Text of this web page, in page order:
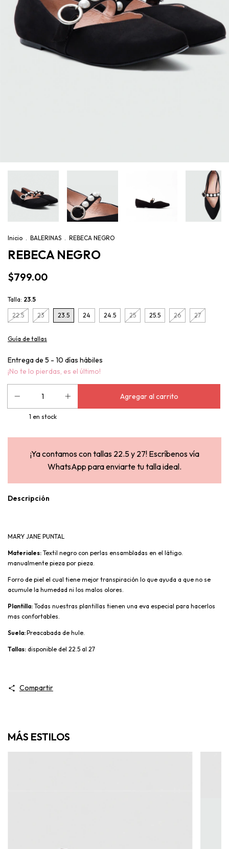
Inicio . BALERINAS . REBECA NEGRO
REBECA NEGRO
$799.00
Talla: 23.5
22.5 23 23.5 24 24.5 25 25.5 26 27
Guía de tallas
¡No te lo pierdas, es el último!
1 en stock
Descripción
MARY JANE PUNTAL
Materiales: Textil negro con perlas ensambladas en el látigo.
manualmente pieza por pieza.
Forro de piel el cual tiene mejor transpiración lo que ayuda a que no se
acumule la humedad ni los malos olores.
Plantilla: Todas nuestras plantillas tienen una eva especial para hacerlos
mas confortables.
Suela:Preacabada de hule.
Tallas: disponible del 22.5 al 27
Compartir
MÁS ESTILOS